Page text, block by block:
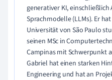
generativer KI,
Sprachmodelle (LLMs). Er
Universität von São Paulo
seinen MSc in
Campinas mit Schwerpunkt
Gabriel hat einen starken
Engineering und hat an